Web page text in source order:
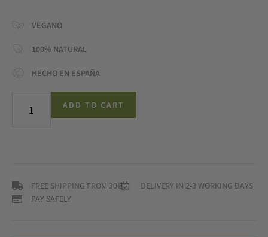
VEGANO
100% NATURAL
HECHO EN ESPAÑA
ADD TO CART
FREE SHIPPING FROM 30€
DELIVERY IN 2-3 WORKING DAYS
PAY SAFELY